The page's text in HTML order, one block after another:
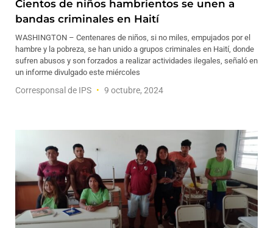
Cientos de niños hambrientos se unen a
bandas criminales en Haití
WASHINGTON – Centenares de niños, si no miles, empujados por el
hambre y la pobreza, se han unido a grupos criminales en Haití, donde
sufren abusos y son forzados a realizar actividades ilegales, señaló en
un informe divulgado este miércoles
Corresponsal de IPS 9 octubre, 2024